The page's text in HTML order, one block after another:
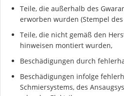
Teile, die außerhalb des
erworben wurden (Stempel des
Teile, die nicht gemäß den
hinweisen montiert wurden,
Beschädigungen durch
Beschädigungen infolge
Schmiersystems, des